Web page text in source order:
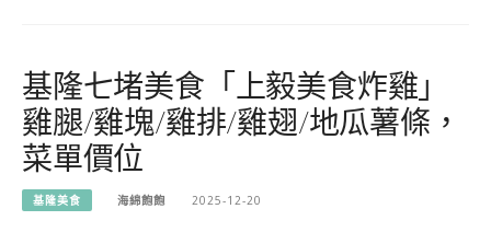
基隆七堵美食「上毅美食炸雞」
雞腿/雞塊/雞排/雞翅/地瓜薯條，
菜單價位
基隆美食 海綿飽飽 2025-12-20